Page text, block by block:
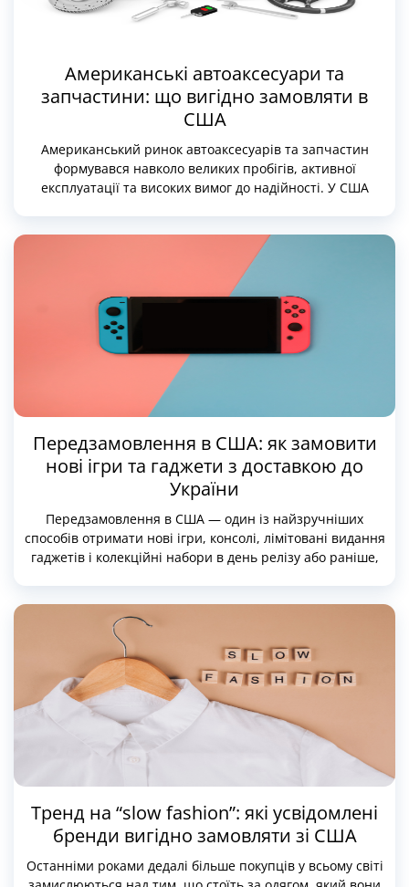
Американські автоаксесуари та
запчастини: що вигідно замовляти в
США
Американський ринок автоаксесуарів та запчастин
формувався навколо великих пробігів, активної
експлуатації та високих вимог до надійності. У США
асортимент автотоварів орієнтований на реальне
навантаження, а не на декоративний ефект
Передзамовлення в США: як замовити
нові ігри та гаджети з доставкою до
України
Передзамовлення в США — один із найзручніших
способів отримати нові ігри, консолі, лімітовані видання
гаджетів і колекційні набори в день релізу або раніше,
випускають ексклюзивні версії, а багато компаній
створюють спеціальні pre-order комплекти тільки для
ринку США.
Тренд на “slow fashion”: які усвідомлені
бренди вигідно замовляти зі США
Останніми роками дедалі більше покупців у всьому світі